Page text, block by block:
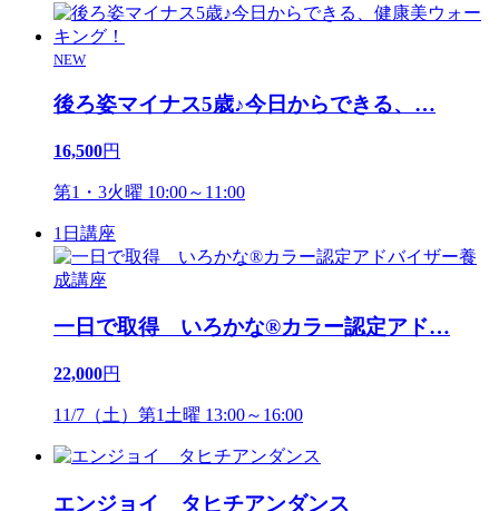
NEW
後ろ姿マイナス5歳♪今日からできる、 …
16,500円
第1・3火曜 10:00～11:00
1日講座
一日で取得 いろかな®カラー認定アド…
22,000円
11/7（土）第1土曜 13:00～16:00
エンジョイ タヒチアンダンス